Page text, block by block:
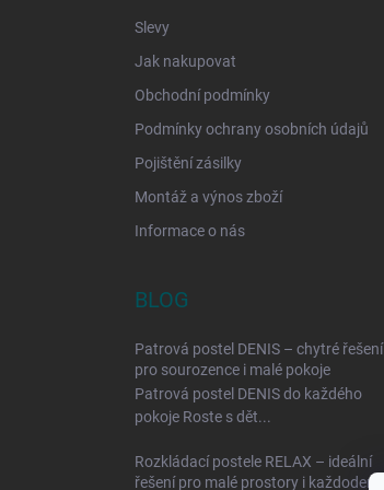
Slevy
Jak nakupovat
Obchodní podmínky
Podmínky ochrany osobních údajů
Pojištění zásilky
Montáž a výnos zboží
Informace o nás
BLOG
Patrová postel DENIS – chytré řešení
pro sourozence i malé pokoje
Patrová postel DENIS do každého
pokoje Roste s dět...
Rozkládací postele RELAX – ideální
řešení pro malé prostory i každodenní